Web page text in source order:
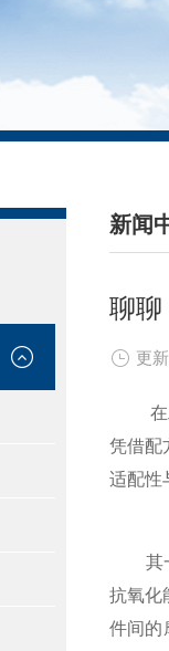
新闻
/
聊聊
更
在工
凭借配
适配性
其一
抗氧化
件间的